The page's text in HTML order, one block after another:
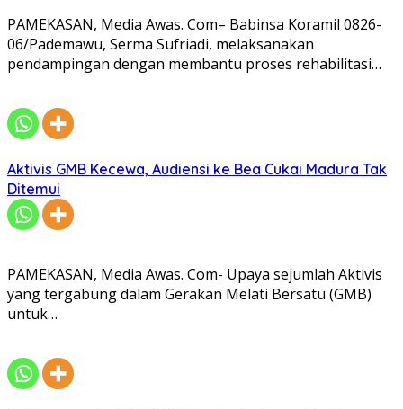
PAMEKASAN, Media Awas. Com– Babinsa Koramil 0826-
06/Pademawu, Serma Sufriadi, melaksanakan
pendampingan dengan membantu proses rehabilitasi…
Aktivis GMB Kecewa, Audiensi ke Bea Cukai Madura Tak
Ditemui
PAMEKASAN, Media Awas. Com- Upaya sejumlah Aktivis
yang tergabung dalam Gerakan Melati Bersatu (GMB)
untuk…